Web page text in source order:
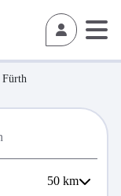
Fürth
50 km